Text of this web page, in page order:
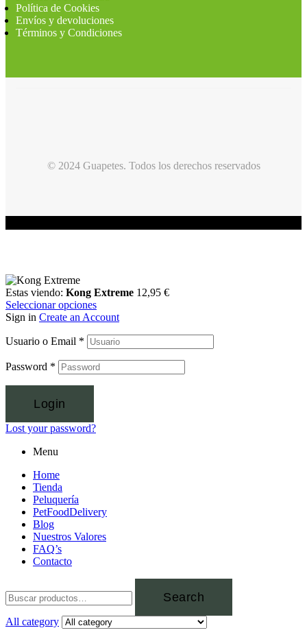
Política de Cookies
Envíos y devoluciones
Términos y Condiciones
© 2024 Guapetes. Todos los derechos reservados
Estas viendo: Kong Extreme 12,95 €
Seleccionar opciones
Sign in Create an Account
Usuario o Email *
Password *
Login
Lost your password?
Menu
Home
Tienda
Peluquería
PetFoodDelivery
Blog
Nuestros Valores
FAQ’s
Contacto
Search
All category